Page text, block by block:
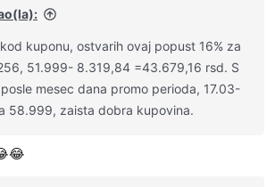
kuponu, ostvarih ovaj popust 16% za
51.999- 8.319,84 =43.679,16 rsd. S
mesec dana promo perioda, 17.03-
58.999, zaista dobra kupovina.